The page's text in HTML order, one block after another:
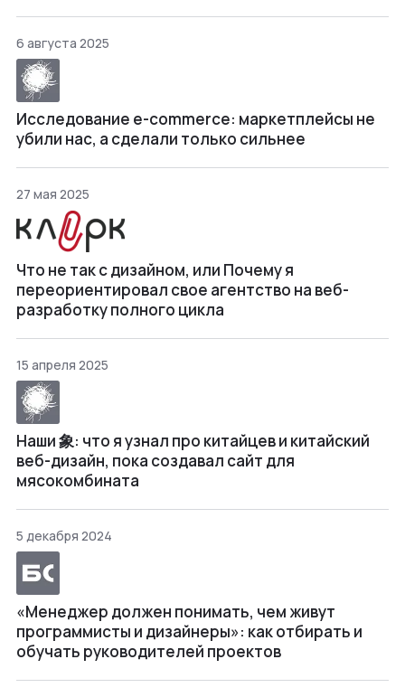
6 августа 2025
Исследование e-commerce: маркетплейсы не
убили нас, а сделали только сильнее
27 мая 2025
Что не так с дизайном, или Почему я
переориентировал свое агентство на веб-
разработку полного цикла
15 апреля 2025
Наши 象: что я узнал про китайцев и китайский
веб-дизайн, пока создавал сайт для
мясокомбината
5 декабря 2024
«Менеджер должен понимать, чем живут
программисты и дизайнеры»: как отбирать и
обучать руководителей проектов